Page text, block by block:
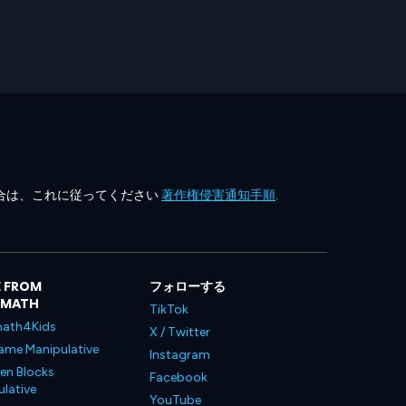
は、これに従ってください著作権侵害通知手順.
FROM
Manipulative
Blocks
フォローする
TikTok
X / Twitter
Instagram
Facebook
YouTube